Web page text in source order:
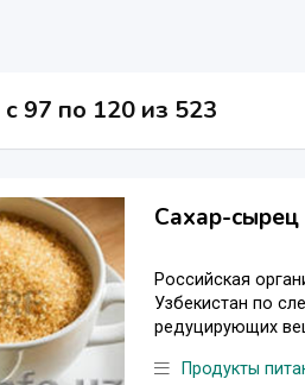
97 по 120 из 523
Сахар-сырец
Российская
Узбекистан по
редуцирующих
Продукты